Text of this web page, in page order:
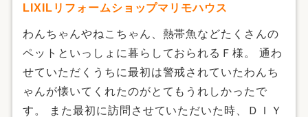
LIXILリフォームショップマリモハウス
わんちゃんやねこちゃん、熱帯魚などたくさんの
ペットといっしょに暮らしておられるＦ様。 通わ
せていただくうちに最初は警戒されていたわんち
ゃんが懐いてくれたのがとてもうれしかったで
す。 また最初に訪問させていただいた時、ＤＩＹ